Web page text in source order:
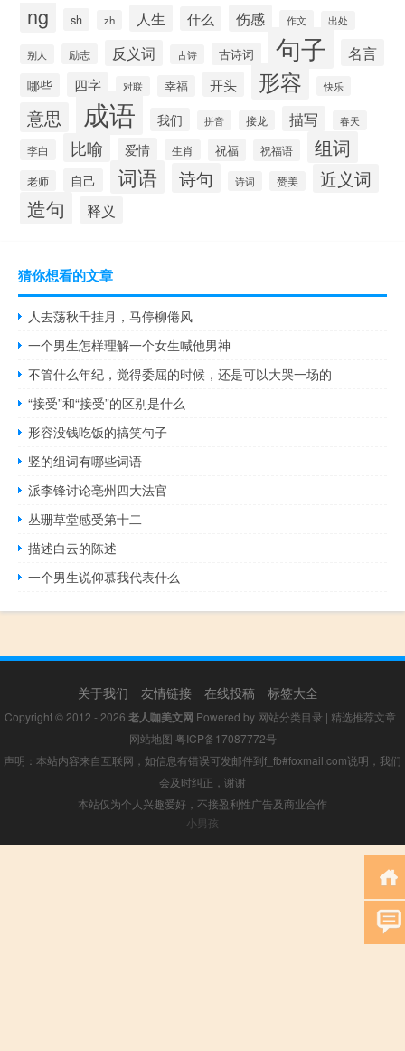
ng sh zh 人生 什么 伤感 作文 出处
别人 励志 反义词 古诗 古诗词 句子 名言
哪些 四字 对联 幸福 开头 形容 快乐
意思 成语 我们 拼音 接龙 描写 春天
李白 比喻 爱情 生肖 祝福 祝福语 组词
老师 自己 词语 诗句 诗词 赞美 近义词
造句 释义
猜你想看的文章
人去荡秋千挂月，马停柳倦风
一个男生怎样理解一个女生喊他男神
不管什么年纪，觉得委屈的时候，还是可以大哭一场的
“接受”和“接受”的区别是什么
形容没钱吃饭的搞笑句子
竖的组词有哪些词语
派李锋讨论亳州四大法官
丛珊草堂感受第十二
描述白云的陈述
一个男生说仰慕我代表什么
关于我们 友情链接 在线投稿 标签大全
Copyright © 2012 - 2026 老人咖美文网 Powered by 网站分类目录 | 精选推荐文章 |
网站地图 粤ICP备17087772号
声明：本站内容来自互联网，如信息有错误可发邮件到f_fb#foxmail.com说明，我们
会及时纠正，谢谢
本站仅为个人兴趣爱好，不接盈利性广告及商业合作
小男孩